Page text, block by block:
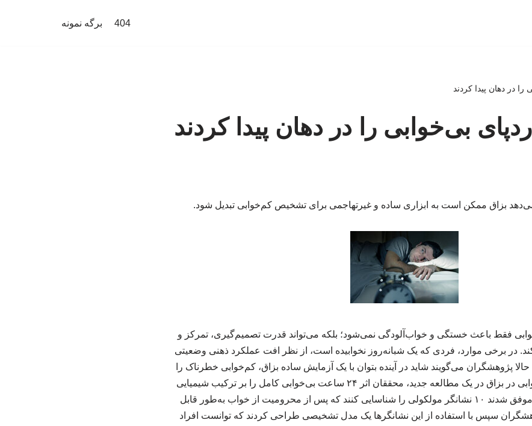
404 برگه نمونه
در دهان پیدا کردند
بی‌خوابی را در دهان پیدا کردند
بزاق ممکن است به ابزاری ساده و غیرتهاجمی برای تشخیص کم‌خوابی تبدیل شود.
فقط باعث خستگی و خواب‌آلودگی نمی‌شود؛ بلکه می‌تواند قدرت تصمیم‌گیری، تمرکز و
در برخی موارد، فردی که یک شبانه‌روز نخوابیده است، از نظر افت عملکرد ذهنی وضعیتی
پژوهشگران می‌گویند شاید در آینده بتوان با یک آزمایش ساده بزاق، کم‌خوابی خطرناک را
شناسایی کرد. ردپای بی‌خوابی در بزاق در یک مطالعه جدید، محققان اثر ۲۴ ساعت بی‌خوابی کامل را بر ترکیب شیمیایی
بزاق بررسی کردند. آن‌ها موفق شدند ۱۰ نشانگر مولکولی را شناسایی کنند که پس از محرومیت از خواب به‌طور قابل
سپس با استفاده از این نشانگرها یک مدل تشخیصی طراحی کردند که توانست افراد